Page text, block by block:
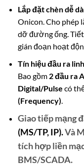
Lắp đặt chèn dễ
Onicon. Cho phép
dỡ đường ống.
gián đoạn hoạt
Tín hiệu đầu ra
Bao gồm 2 đầu ra
Digital/Pulse có
(Frequency)
Giao tiếp mạng
(MS/TP, IP).Và
tích hợp liền
BMS/SCADA.